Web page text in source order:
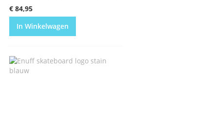
€ 84,95
In Winkelwagen